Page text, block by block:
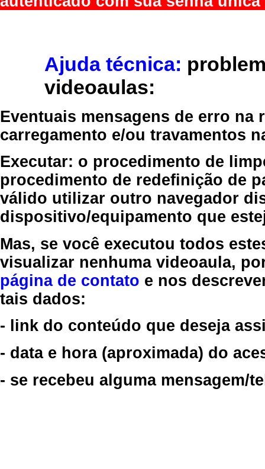
Ajuda técnica:
videoaulas:
Eventuais mensagens de erro
carregamento e/ou travamentos
Executar: o procedimento de
procedimento de redefinição de
válido utilizar outro navegador
dispositivo/equipamento que
Mas, se você executou todos
visualizar nenhuma videoaula,
página de contato e nos
tais dados:
- link do conteúdo que deseja
- data e hora (aproximada) do
- se recebeu alguma mensagem/